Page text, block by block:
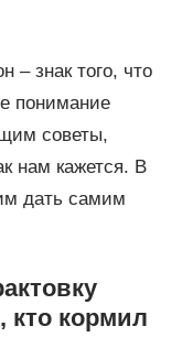
– знак того, что
понимание
советы,
нам кажется. В
дать самим
кто кормил